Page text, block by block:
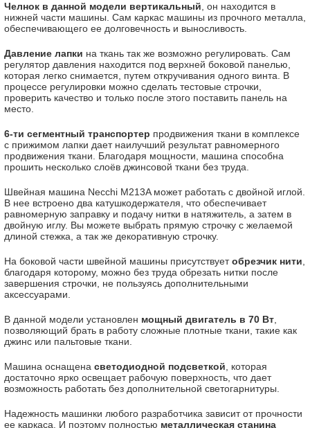
Челнок в данной модели вертикальный , он находится в
нижней части машины. Сам каркас машины из прочного металла,
обеспечивающего ее долговечность и выносливость.
Давление лапки на ткань так же возможно регулировать. Сам
регулятор давления находится под верхней боковой панелью,
которая легко снимается, путем откручивания одного винта. В
процессе регулировки можно сделать тестовые строчки,
проверить качество и только после этого поставить панель на
место.
6-ти сегментный транспортер продвижения ткани в комплексе
с прижимом лапки дает наилучший результат равномерного
продвижения ткани. Благодаря мощности, машина способна
прошить несколько слоёв джинсовой ткани без труда.
Швейная машина Necchi M213A может работать с двойной иглой.
В нее встроено два катушкодержателя, что обеспечивает
равномерную заправку и подачу нитки в натяжитель, а затем в
двойную иглу. Вы можете выбрать прямую строчку с желаемой
длиной стежка, а так же декоративную строчку.
На боковой части швейной машины присутствуетобрезчик нити
благодаря которому, можно без труда обрезать нитки после
завершения строчки, не пользуясь дополнительными
аксессуарами.
В данной модели установлен мощный двигатель в 70 Вт
позволяющий брать в работу сложные плотные ткани, такие как
джинс или пальтовые ткани.
Машина оснащена светодиодной подсветкой , которая
достаточно ярко освещает рабочую поверхность, что дает
возможность работать без дополнительной светогарнитуры.
Надежность машинки любого разработчика зависит от прочности
ее каркаса. И поэтому полностью металлическая станина